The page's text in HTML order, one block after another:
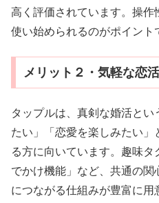
高く評価されています。操作
使い始められるのがポイント
メリット２・気軽な恋
タップルは、真剣な婚活と
たい」「恋愛を楽しみたい
る方に向いています。趣味
でかけ機能」など、共通の関
につながる仕組みが豊富に